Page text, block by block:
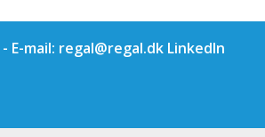
- E-mail: regal@regal.dk LinkedIn